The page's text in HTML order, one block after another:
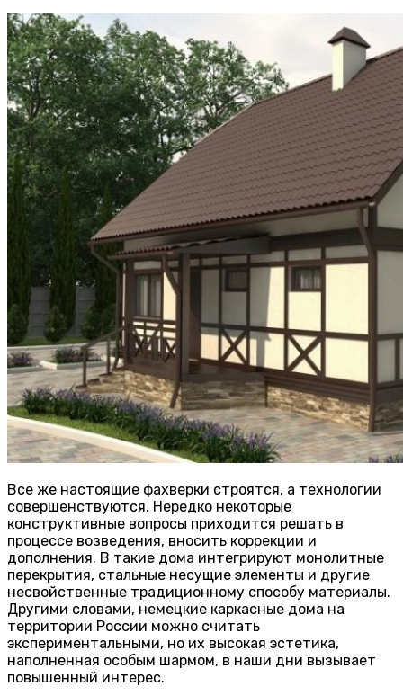
Все же настоящие фахверки строятся, а технологии
совершенствуются. Нередко некоторые
конструктивные вопросы приходится решать в
процессе возведения, вносить коррекции и
дополнения. В такие дома интегрируют монолитные
перекрытия, стальные несущие элементы и другие
несвойственные традиционному способу материалы.
Другими словами, немецкие каркасные дома на
территории России можно считать
экспериментальными, но их высокая эстетика,
наполненная особым шармом, в наши дни вызывает
повышенный интерес.